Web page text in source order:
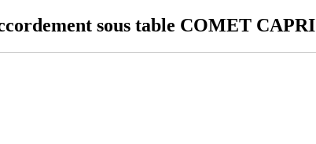
sous table COMET CAPRI